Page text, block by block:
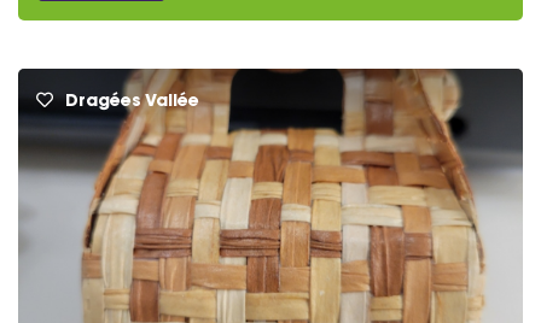
Dragées Vallée